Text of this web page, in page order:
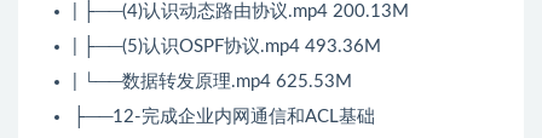
| ├──(4)认识动态路由协议.mp4 200.13M
| ├──(5)认识OSPF协议.mp4 493.36M
| └──数据转发原理.mp4 625.53M
├──12-完成企业内网通信和ACL基础